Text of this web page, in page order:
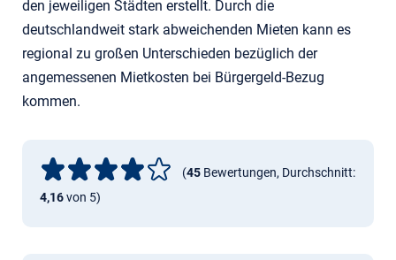
den jeweiligen Städten erstellt. Durch die
deutschlandweit stark abweichenden Mieten kann es
regional zu großen Unterschieden bezüglich der
angemessenen Mietkosten bei Bürgergeld-Bezug
kommen.
(45 Bewertungen, Durchschnitt:
4,16von 5)